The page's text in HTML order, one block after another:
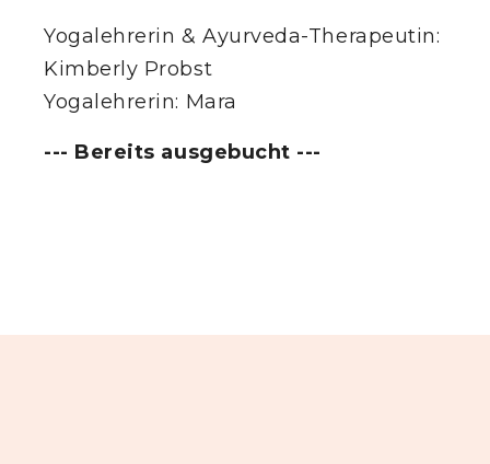
Yogalehrerin & Ayurveda-Therapeutin:
Kimberly Probst
Yogalehrerin: Mara
--- Bereits ausgebucht ---